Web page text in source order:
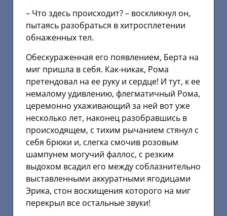
– Что здесь происходит? – воскликнул он,
пытаясь разобраться в хитросплетении
обнаженных тел.
Обескураженная его появлением, Берта на
миг пришла в себя. Как-никак, Рома
претендовал на ее руку и сердце! И тут, к ее
немалому удивлению, флегматичный Рома,
церемонно ухаживающий за ней вот уже
несколько лет, наконец разобравшись в
происходящем, с тихим рычанием стянул с
себя брюки и, слегка смочив розовым
шампунем могучий фаллос, с резким
выдохом всадил его между соблазнительно
выставленными аккуратными ягодицами
Эрика, стон восхищения которого на миг
перекрыл все остальные звуки!